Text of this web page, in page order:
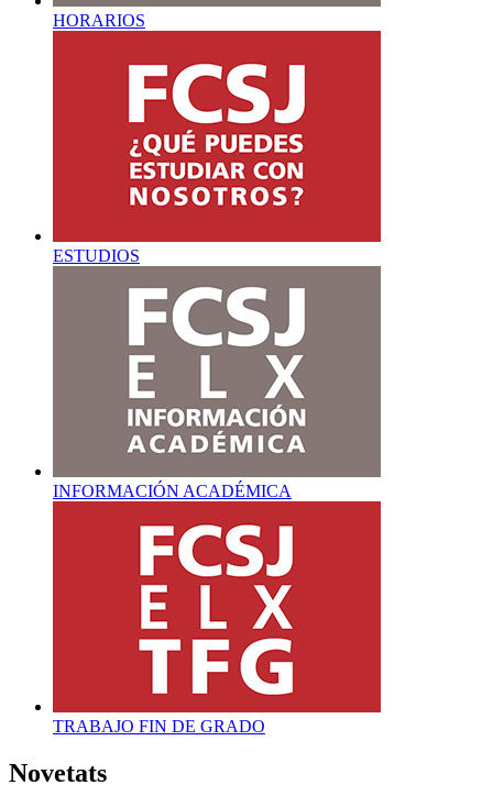
HORARIOS
ESTUDIOS
INFORMACIÓN ACADÉMICA
TRABAJO FIN DE GRADO
Novetats